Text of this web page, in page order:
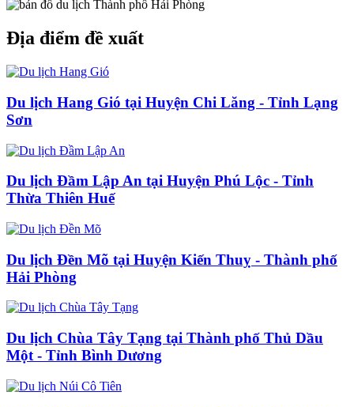
Địa điểm đề xuất
Du lịch Hang Gió tại Huyện Chi Lăng - Tỉnh Lạng
Sơn
Du lịch Đầm Lập An tại Huyện Phú Lộc - Tỉnh
Thừa Thiên Huế
Du lịch Đền Mõ tại Huyện Kiến Thuỵ - Thành phố
Hải Phòng
Du lịch Chùa Tây Tạng tại Thành phố Thủ Dầu
Một - Tỉnh Bình Dương